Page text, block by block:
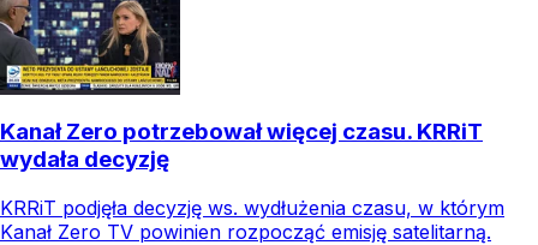
Kanał Zero potrzebował więcej czasu. KRRiT
wydała decyzję
KRRiT podjęła decyzję ws. wydłużenia czasu, w którym
Kanał Zero TV powinien rozpocząć emisję satelitarną.